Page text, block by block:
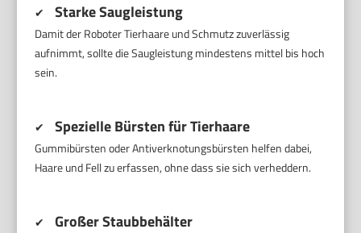
✔ Starke Saugleistung
Damit der Roboter Tierhaare und Schmutz zuverlässig
aufnimmt, sollte die Saugleistung mindestens mittel bis hoch
sein.
✔ Spezielle Bürsten für Tierhaare
Gummibürsten oder Antiverknotungsbürsten helfen dabei,
Haare und Fell zu erfassen, ohne dass sie sich verheddern.
✔ Großer Staubbehälter